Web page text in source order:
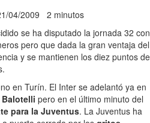
04/2009 2 minutos
se ha disputado la jornada 32 con
pero que dada la gran ventaja del
y se mantienen los diez puntos de
en Turín. El Inter se adelantó ya en
Balotelli pero en el último minuto del
para la Juventus. La Juventus ha